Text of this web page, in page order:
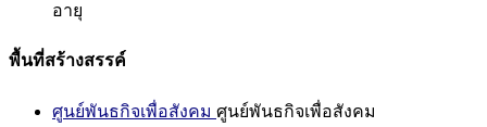
อายุ
พื้นที่สร้างสรรค์
ศูนย์พันธกิจเพื่อสังคม ศูนย์พันธกิจเพื่อสังคม